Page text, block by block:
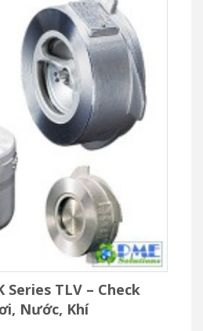
Series TLV – Check
Nước, Khí